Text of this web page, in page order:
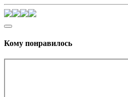
Кому понравилось